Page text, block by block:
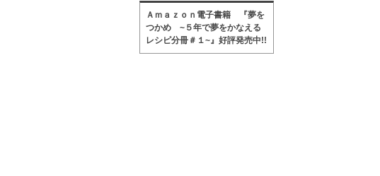
Ａｍａｚｏｎ電子書籍 『夢を
つかめ ~５年で夢をかなえる
レシピ分冊＃１~』好評発売中!!